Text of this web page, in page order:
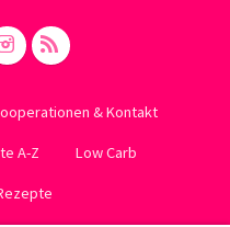
& Kontakt
A-Z Low Carb